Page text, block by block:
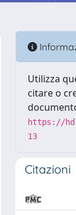
Utilizza
citare o
https://
13
Citazioni